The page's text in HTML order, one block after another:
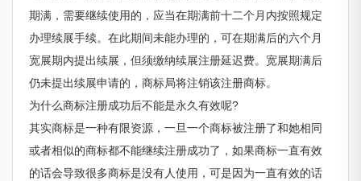
期满，需要继续使用的，应当在期满前十二个月内按照规定
办理续展手续。在此期间未能办理的，可在期满后的六个月
宽展期内提出续展，但须缴纳续展注册延迟费。宽展期满后
仍未提出续展申请的，商标局将注销该注册商标。
为什么商标注册成功后不能是永久有效呢?
其实商标是一种有限资源，一旦一个商标被注册了和她相同
或者相似的商标都不能继续注册成功了，如果商标一直有效
的话会导致很多商标是没有人使用，可是因为一直有效的话